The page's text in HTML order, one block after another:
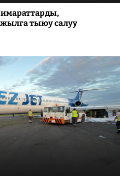
жылга тыюу салуу